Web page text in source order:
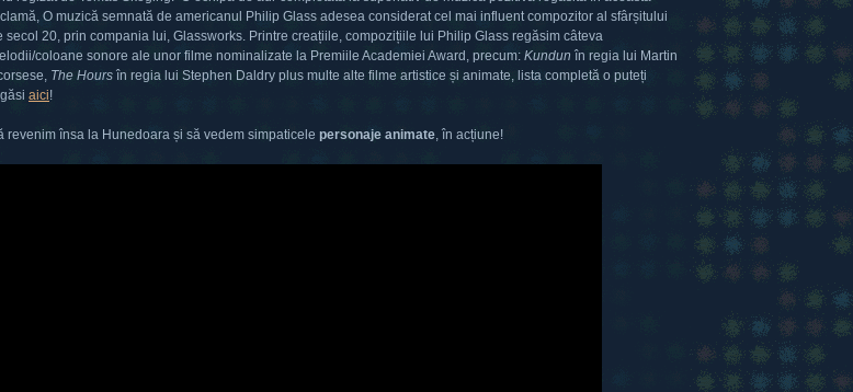
O muzică semnată de americanul Philip Glass adesea considerat cel mai influent compozitor al sfârșitului
secol 20, prin compania lui, Glassworks. Printre creațiile, compozițiile lui Philip Glass regăsim câteva
coloane sonore ale unor filme nominalizate la Premiile Academiei Award, precum: Kundun în regia lui Martin
The Hours în regia lui Stephen Daldry plus multe alte filme artistice și animate, lista completă o puteți
aici!
revenim însa la Hunedoara și să vedem simpaticele personaje animate, în acțiune!